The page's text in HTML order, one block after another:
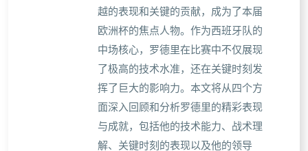
越的表现和关键的贡献，成为了本届
欧洲杯的焦点人物。作为西班牙队的
中场核心，罗德里在比赛中不仅展现
了极高的技术水准，还在关键时刻发
挥了巨大的影响力。本文将从四个方
面深入回顾和分析罗德里的精彩表现
与成就，包括他的技术能力、战术理
解、关键时刻的表现以及他的领导